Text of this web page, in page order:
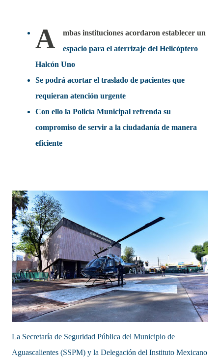
A
mbas instituciones acordaron establecer un
espacio para el aterrizaje del Helicóptero
Halcón Uno
Se podrá acortar el traslado de pacientes que
requieran atención urgente
Con ello la Policía Municipal refrenda su
compromiso de servir a la ciudadanía de manera
eficiente
La Secretaría de Seguridad Pública del Municipio de
Aguascalientes (SSPM) y la Delegación del Instituto Mexicano